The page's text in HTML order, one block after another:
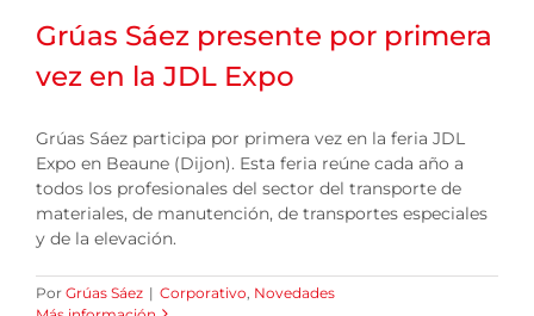
Grúas Sáez presente por primera
vez en la JDL Expo
Grúas Sáez participa por primera vez en la feria JDL
Expo en Beaune (Dijon). Esta feria reúne cada año a
todos los profesionales del sector del transporte de
materiales, de manutención, de transportes especiales
y de la elevación.
Por Grúas Sáez | Corporativo Novedades